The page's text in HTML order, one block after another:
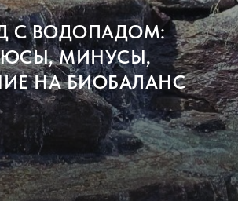
С ВОДОПАДОМ:
МИНУСЫ,
НА БИОБАЛАНС